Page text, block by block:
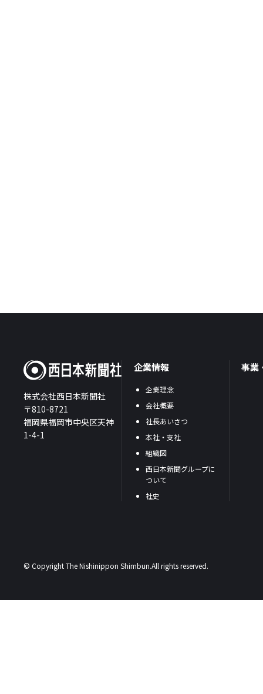
株式会社西日本新聞社
〒810-8721
福岡県福岡市中央区天神
1-4-1
企業情報
企業理念
会社概要
社長あいさつ
本社・支社
組織図
西日本新聞グループに
ついて
社史
事業
© Copyright The Nishinippon Shimbun.All rights reserved.